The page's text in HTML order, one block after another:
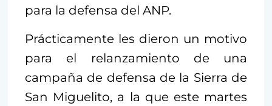
para la defensa del ANP.
Prácticamente les dieron un motivo
para el relanzamiento de una
campaña de defensa de la Sierra de
San Miguelito, a la que este martes